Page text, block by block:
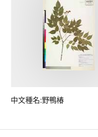
中文種名:野鴨椿